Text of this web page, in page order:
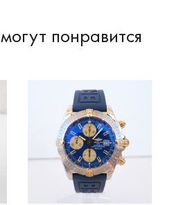
понравится